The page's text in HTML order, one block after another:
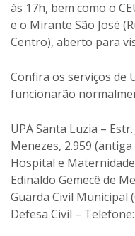
às 17h, bem como o
e o Mirante São José
Centro), aberto para
Confira os serviços de
funcionarão
UPA Santa Luzia –
Menezes, 2.959
Hospital e Maternidade
Edinaldo Gemecê de
Guarda Civil Municipal
Defesa Civil –